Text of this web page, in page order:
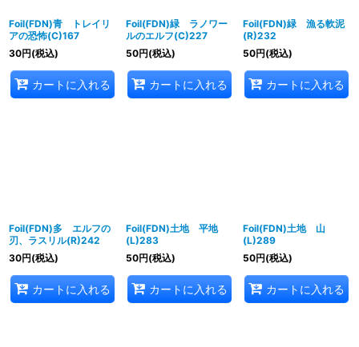
Foil(FDN)青 トレイリ
アの恐怖(C)167
30円(税込)
カートに入れる
Foil(FDN)緑 ラノワー
ルのエルフ(C)227
50円(税込)
カートに入れる
Foil(FDN)緑 漁る軟泥
(R)232
50円(税込)
カートに入れる
Foil(FDN)多 エルフの
刃、ラスリル(R)242
30円(税込)
カートに入れる
Foil(FDN)土地 平地
(L)283
50円(税込)
カートに入れる
Foil(FDN)土地 山
(L)289
50円(税込)
カートに入れる